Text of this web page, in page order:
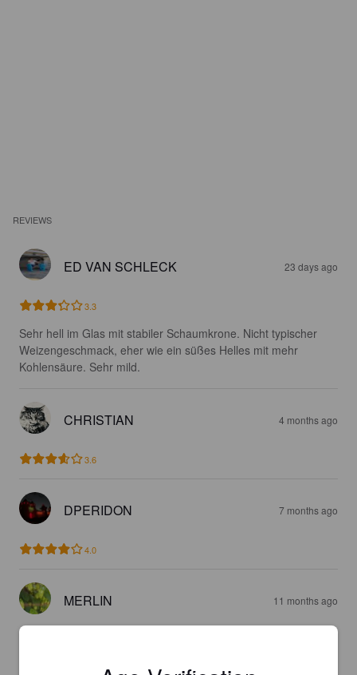
REVIEWS
ED VAN SCHLECK 23 days ago
3.3
Sehr hell im Glas mit stabiler Schaumkrone. Nicht typischer
Weizengeschmack, eher wie ein süßes Helles mit mehr
Kohlensäure. Sehr mild.
CHRISTIAN 4 months ago
3.6
DPERIDON 7 months ago
4.0
MERLIN 11 months ago